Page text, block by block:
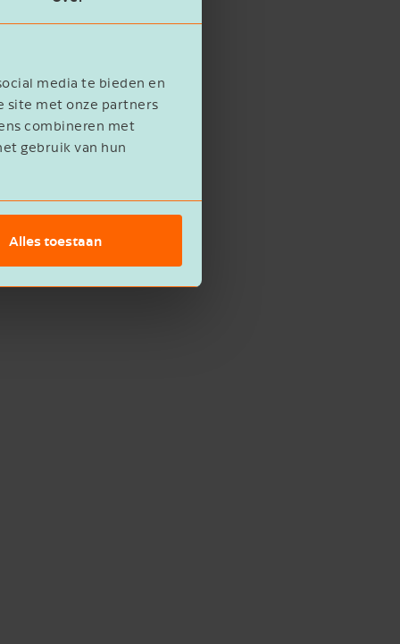
media te bieden en
site met onze partners
combineren met
gebruik van hun
Alles toestaan